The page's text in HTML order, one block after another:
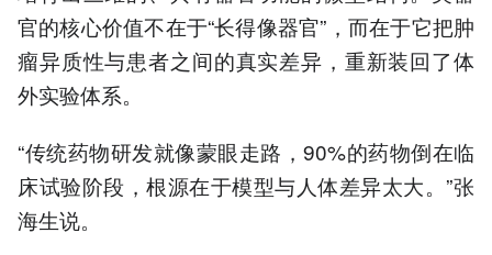
官的核心价值不在于“长得像器官”，而在于它把肿
瘤异质性与患者之间的真实差异，重新装回了体
外实验体系。
“传统药物研发就像蒙眼走路，90%的药物倒在临
床试验阶段，根源在于模型与人体差异太大。”张
海生说。